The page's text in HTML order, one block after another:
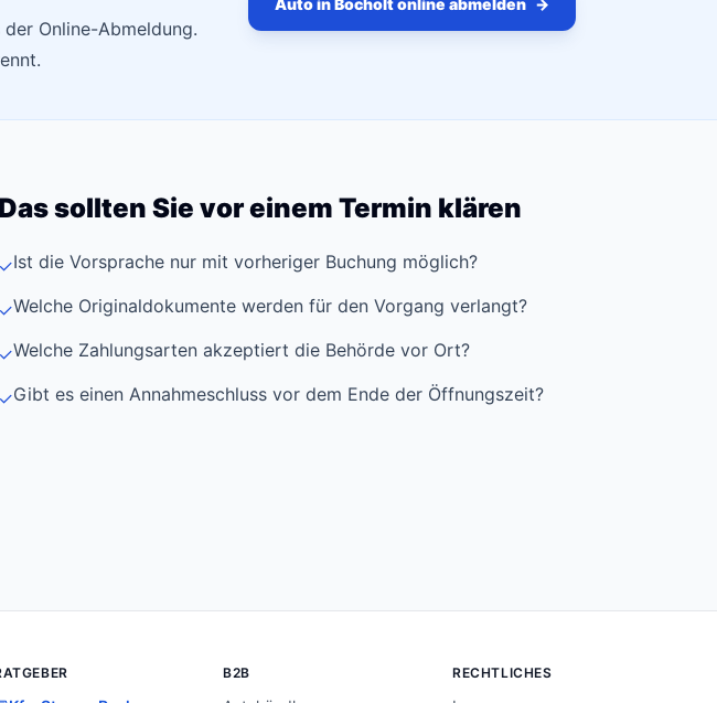
Online-Abmeldung.
Auto in Bocholt online abmelden →
Das sollten Sie vor einem Termin klären
✓Ist die Vorsprache nur mit vorheriger Buchung möglich?
✓Welche Originaldokumente werden für den Vorgang verlangt?
✓Welche Zahlungsarten akzeptiert die Behörde vor Ort?
✓Gibt es einen Annahmeschluss vor dem Ende der Öffnungszeit?
B2B RECHTLICHES